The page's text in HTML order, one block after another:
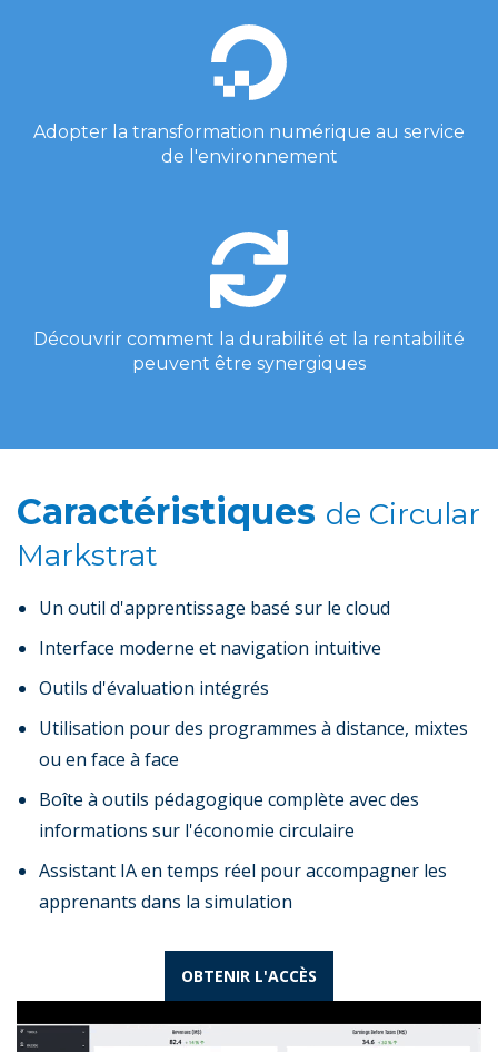
Adopter la transformation numérique au service
de l'environnement
Découvrir comment la durabilité et la rentabilité
peuvent être synergiques
Caractéristiques de Circular
Markstrat
Un outil d'apprentissage basé sur le cloud
Interface moderne et navigation intuitive
Outils d'évaluation intégrés
Utilisation pour des programmes à distance, mixtes
ou en face à face
Boîte à outils pédagogique complète avec des
informations sur l'économie circulaire
Assistant IA en temps réel pour accompagner les
apprenants dans la simulation
OBTENIR L'ACCÈS